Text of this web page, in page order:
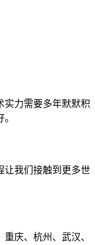
实力需要多年默默积
让我们接触到更多世
庆、杭州、武汉、